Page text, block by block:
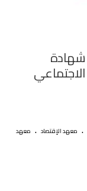
شهادة
. معهد الإقتصاد . معهد